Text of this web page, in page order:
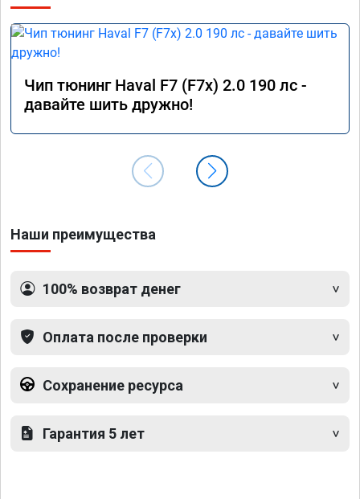
Чип тюнинг Haval F7 (F7x) 2.0 190 лс -
давайте шить дружно!
Наши преимущества
100% возврат денег
Оплата после проверки
Сохранение ресурса
Гарантия 5 лет